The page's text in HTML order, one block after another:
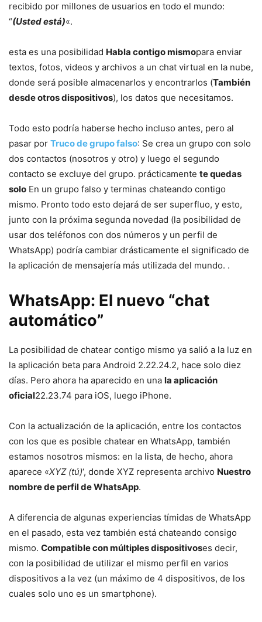
recibido por millones de usuarios en todo el mundo:
“(Usted está)«.
esta es una posibilidad Habla contigo mismopara enviar
textos, fotos, videos y archivos a un chat virtual en la nube,
donde será posible almacenarlos y encontrarlos (También
desde otros dispositivos), los datos que necesitamos.
Todo esto podría haberse hecho incluso antes, pero al
pasar por Truco de grupo falso: Se crea un grupo con solo
dos contactos (nosotros y otro) y luego el segundo
contacto se excluye del grupo. prácticamente te quedas
solo En un grupo falso y terminas chateando contigo
mismo. Pronto todo esto dejará de ser superfluo, y esto,
junto con la próxima segunda novedad (la posibilidad de
usar dos teléfonos con dos números y un perfil de
WhatsApp) podría cambiar drásticamente el significado de
la aplicación de mensajería más utilizada del mundo. .
WhatsApp: El nuevo “chat
automático”
La posibilidad de chatear contigo mismo ya salió a la luz en
la aplicación beta para Android 2.22.24.2, hace solo diez
días. Pero ahora ha aparecido en una la aplicación
oficial22.23.74 para iOS, luego iPhone.
Con la actualización de la aplicación, entre los contactos
con los que es posible chatear en WhatsApp, también
estamos nosotros mismos: en la lista, de hecho, ahora
aparece «XYZ (tú)‘, donde XYZ representa archivo Nuestro
nombre de perfil de WhatsApp.
A diferencia de algunas experiencias tímidas de WhatsApp
en el pasado, esta vez también está chateando consigo
mismo. Compatible con múltiples dispositivoses decir,
con la posibilidad de utilizar el mismo perfil en varios
dispositivos a la vez (un máximo de 4 dispositivos, de los
cuales solo uno es un smartphone).